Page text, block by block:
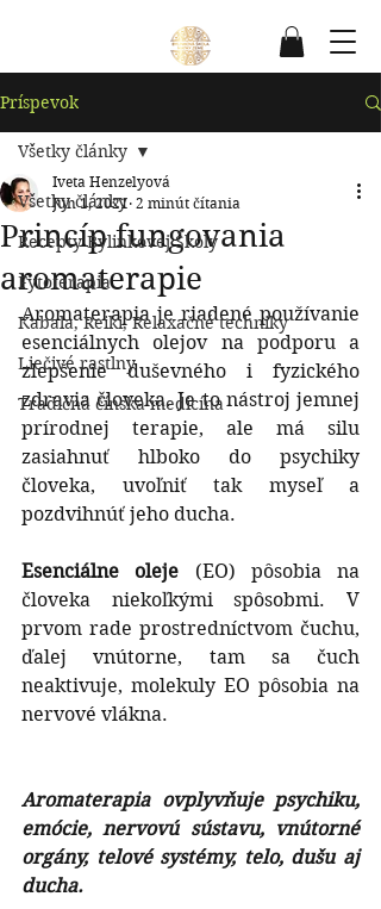
Príspevok
Všetky články
Recepty Bylinkovej Školy
Fytoterapia
Kabala, Reiki, Relaxačné techniky
Liečivé rastlny
Tradičná čínska medicína
Všetky články
Princíp fungovania
aromaterapie
Iveta Henzelyová
Jun 1, 2021 2 minút čítania
Aromaterapia je riadené používanie
esenciálnych olejov na podporu a
zlepšenie duševného i fyzického
zdravia človeka. Je to nástroj jemnej
prírodnej terapie, ale má silu
zasiahnuť hlboko do psychiky
človeka, uvoľniť tak myseľ a
pozdvihnúť jeho ducha.
Esenciálne oleje (EO) pôsobia na
človeka niekoľkými spôsobmi. V
prvom rade prostredníctvom čuchu,
ďalej vnútorne, tam sa čuch
neaktivuje, molekuly EO pôsobia na
nervové vlákna.
Aromaterapia ovplyvňuje psychiku,
emócie, nervovú sústavu, vnútorné
orgány, telové systémy, telo, dušu aj
ducha.